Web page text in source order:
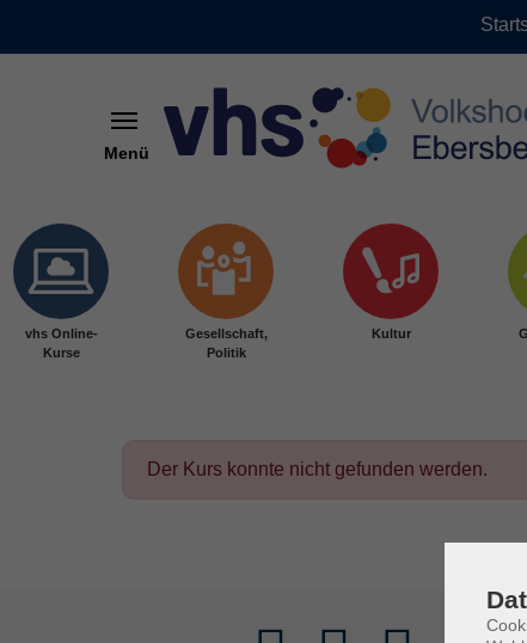
Menü
vhs Online-
Kurse
Gesellschaft,
Politik
Kultur
Der Kurs konnte nicht gefunden werden.